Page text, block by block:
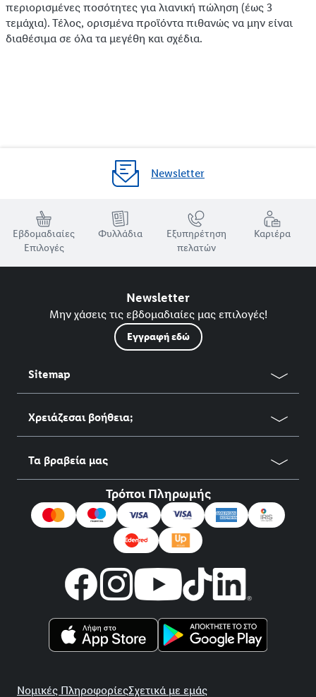
περιορισμένες ποσότητες για λιανική πώληση (έως 3
τεμάχια). Τέλος, ορισμένα προϊόντα πιθανώς να μην είναι
διαθέσιμα σε όλα τα μεγέθη και σχέδια.
Newsletter
Εβδομαδιαίες
Επιλογές
Φυλλάδια
Εξυπηρέτηση
πελατών
Καριέρα
Newsletter
Μην χάσεις τις εβδομαδιαίες μας επιλογές!
Εγγραφή εδώ
Sitemap
Χρειάζεσαι βοήθεια;
Τα βραβεία μας
Τρόποι Πληρωμής
Νομικές ΠληροφορίεςΣχετικά με εμάς